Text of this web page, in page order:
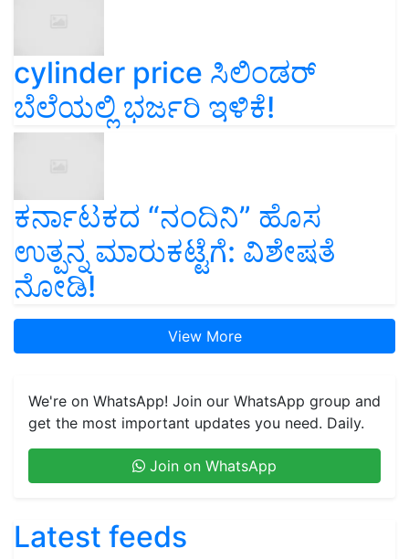
cylinder price ಸಿಲಿಂಡರ್‌
ಬೆಲೆಯಲ್ಲಿ ಭರ್ಜರಿ ಇಳಿಕೆ!
ಕರ್ನಾಟಕದ “ನಂದಿನಿ” ಹೊಸ
ಉತ್ಪನ್ನ ಮಾರುಕಟ್ಟೆಗೆ: ವಿಶೇಷತೆ
ನೋಡಿ!
View More
We're on WhatsApp! Join our WhatsApp group and
get the most important updates you need. Daily.
Join on WhatsApp
Latest feeds